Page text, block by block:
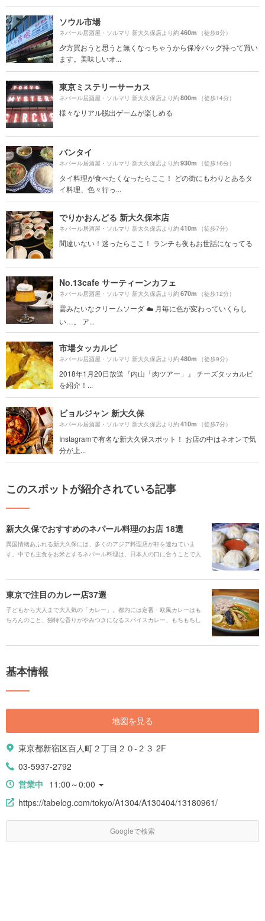
ソウル市場
ネパール居酒屋・ソルマリ 新大久保店より約460m （徒歩8分）
夕方買おうと思うと無くなっちゃうから保冷バッグ持って買い
ます。美味しいオ...
東京ミステリーサーカス
ネパール居酒屋・ソルマリ 新大久保店より約800m （徒歩14分）
様々なリアル脱出ゲームが楽しめる
バンタイ
ネパール居酒屋・ソルマリ 新大久保店より約930m （徒歩16分）
タイ料理が食べたくなったらここ！ どの街にもわりとあるタ
イ料理、色々行っ...
でりかおんどる 新大久保本店
ネパール居酒屋・ソルマリ 新大久保店より約410m （徒歩7分）
間違いない！迷ったらここ！ ランチも夜もお世話になってる
No.13cafe サーティーンカフェ
ネパール居酒屋・ソルマリ 新大久保店より約670m （徒歩12分）
雲みたいなクリームソーダ︎ ☁️ 月毎に色が変わっていくらし
い…。 ア...
市場タッカルビ
ネパール居酒屋・ソルマリ 新大久保店より約480m （徒歩9分）
2018年1月20日放送『内山「肉ツアー」』 チーズタッカルビ
を紹介！...
ビョルジャン 新大久保
ネパール居酒屋・ソルマリ 新大久保店より約410m （徒歩7分）
Instagramで有名な新大久保スポット！ お店の中はネオンで気
分が上...
このスポットが紹介されている記事
新大久保でおすすめのネパール料理のお店 18選
異国情緒あふれる新大久保には、多くのアジア料理店が軒を連ねていま
す。中でも主食をお米とするネパール料理は、日本人の口に合うことで人
からコース料理を用意しているお店まで紹介します。
東京で注目のカレー店37選
子どもから大人まで大人気の「カレー」。都内には定番・欧風カレーはも
ちろんのこと、独特な香りがやみつきになるスパイスカレー、もちもちし
基本情報
地図を見る
東京都新宿区百人町２丁目２０-２３ 2F
03-5937-2792
営業中 11:00～0:00
https://tabelog.com/tokyo/A1304/A130404/13180961/
Googleで検索